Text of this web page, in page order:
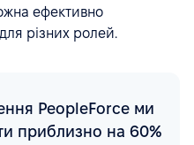
ефективно
різних ролей.
PeopleForce ми
приблизно на 60%